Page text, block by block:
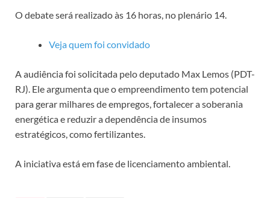
O debate será realizado às 16 horas, no plenário 14.
Veja quem foi convidado
A audiência foi solicitada pelo deputado Max Lemos (PDT-
RJ). Ele argumenta que o empreendimento tem potencial
para gerar milhares de empregos, fortalecer a soberania
energética e reduzir a dependência de insumos
estratégicos, como fertilizantes.
A iniciativa está em fase de licenciamento ambiental.